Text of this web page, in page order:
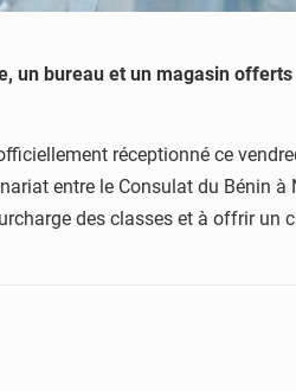
un bureau et un magasin
réceptionné ce
entre le Consulat du Bénin à
des classes et à offrir un